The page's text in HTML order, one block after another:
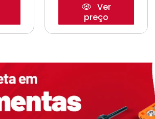
Ver
preço